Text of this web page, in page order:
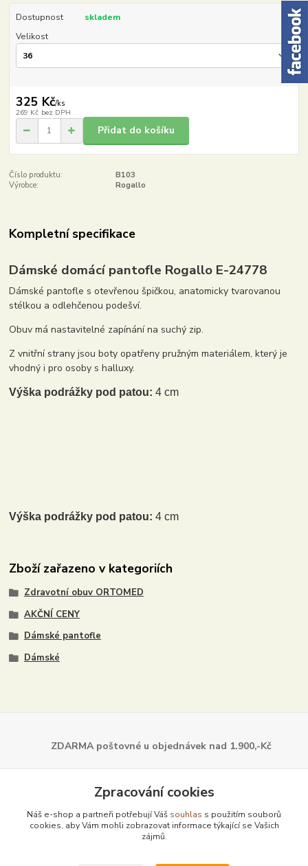
Dostupnost
skladem
Velikost
325 Kč/ks
269 Kč bez DPH
Přidat do košíku
Číslo produktu:
B103
Výrobce:
Rogallo
Kompletní specifikace
Dámské domácí pantofle Rogallo E-24778
Dámské pantofle s otevřenou špičkou, anatomicky tvarovanou
stélkou a odlehčenou podešví.
Obuv má nastavitelné zapínání na suchý zip.
Z vnitřní strany jsou boty opatřeny pružným materiálem, který je
vhodný i pro osoby s halluxy.
Výška podrážky pod patou: 4 cm
Výška podrážky pod patou: 4 cm
Zboží zařazeno v kategoriích
Zdravotní obuv ORTOMED
AKČNÍ CENY
Dámské pantofle
Dámské
ZDARMA poštovné u objednáveknad 1.900,-Kč
Dále z naší nabídky
Zpracování cookies
Náš e-shop a partneři potřebují Váš souhlas s použitím souborů
cookies, aby Vám mohli zobrazovat informace týkající se Vašich
zájmů.